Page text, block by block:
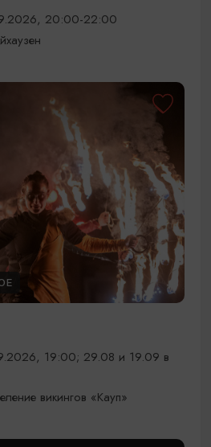
20:00-22:00
19:00; 29.08 и 19.09 в
викингов «Кауп»